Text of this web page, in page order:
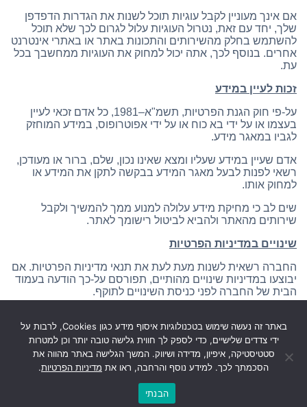
אם אינך מעוניין לקבל עוגיות תוכל לשנות את הגדרות הדפדפן
שלך, יחד עם זאת, נטרול העוגיות עלול לגרום לכך שלא תוכל
להשתמש בחלק מהשירותים והתכונות באתר או באתרי אינטרנט
אחרים. בנוסף לכך, אתה יכול למחוק את העוגיות ממחשבך בכל
עת.
זכות לעיין במידע
על-פי חוק הגנת הפרטיות, תשמ"א–1981, כל אדם זכאי לעיין
בעצמו או על ידי בא כוח או על ידי אפוטרופוס, במידע המוחזק
לגביו במאגר מידע.
אדם שעיין במידע שעליו ומצא שאינו נכון, שלם, ברור או מעודכן,
רשאי לפנות לבעל מאגר המידע בבקשה לתקן את המידע או
למחוק אותו.
שים לב כי מחיקת מידע עלולה למנוע ממך להמשיך ולקבל
שירותים מהאתר ולהביא לביטול רישומך לאתר.
שינויים במדיניות הפרטיות
החברה רשאית לשנות מעת לעת את תנאי מדיניות הפרטיות. אם
יבוצעו במדיניות שינויים מהותיים, תפורסם על-כך הודעה בעמוד
הבית של החברה לפני כניסת השינויים לתוקף.
למדיניות המתוקנת. אם אינך מסכים עם הנוסח המעודכן של
המדיניות, עליך לחדול מלעשות שימוש נוסף באתר.
באתר זה נעשה שימוש בטכנולוגיות איסוף מידע כגון Cookies, לרבות על
ידי צדדים שלישיים, כדי לספק לך חווית גלישה טובה יותר וכן למטרות
סטטיסטיקה, איפיון, מדידה ושיווק. המשך הגלישה באתר מהווה את
הסכמתך לכך. למידע נוסף והרחבה, ראו את מדיניות הפרטיות.
הבנתי